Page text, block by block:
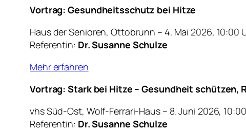
Vortrag: Gesundheitsschutz bei Hitze
Haus der Senioren, Ottobrunn – 4. Mai 2026, 10:00
Referentin: Dr. Susanne Schulze
Mehr erfahren
Vortrag: Stark bei Hitze – Gesundheit schützen,
vhs Süd-Ost, Wolf-Ferrari-Haus – 8. Juni 2026,
Referentin: Dr. Susanne Schulze